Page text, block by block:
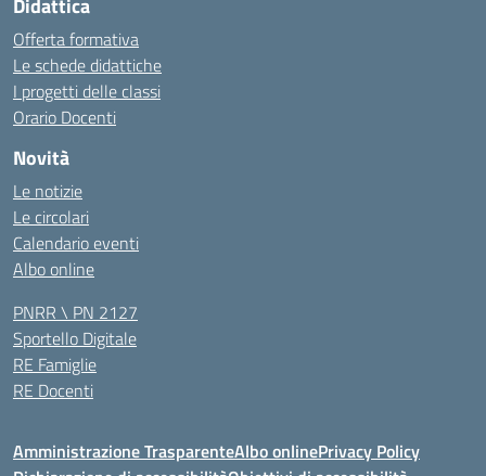
Didattica
Offerta formativa
Le schede didattiche
I progetti delle classi
Orario Docenti
Novità
Le notizie
Le circolari
Calendario eventi
Albo online
PNRR \ PN 2127
Sportello Digitale
RE Famiglie
RE Docenti
Amministrazione TrasparenteAlbo onlinePrivacy Policy